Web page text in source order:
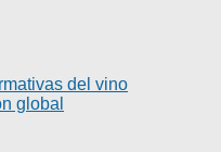
del vino
global